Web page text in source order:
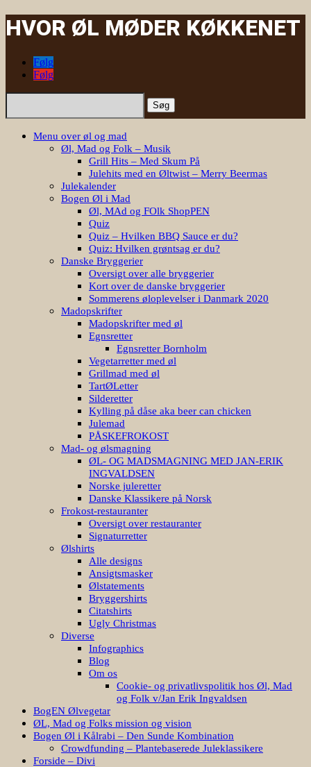
HVOR ØL MØDER KØKKENET
Følg
Følg
Søg
Menu over øl og mad
Øl, Mad og Folk – Musik
Grill Hits – Med Skum På
Julehits med en Øltwist – Merry Beermas
Julekalender
Bogen Øl i Mad
Øl, MAd og FOlk ShopPEN
Quiz
Quiz – Hvilken BBQ Sauce er du?
Quiz: Hvilken grøntsag er du?
Danske Bryggerier
Oversigt over alle bryggerier
Kort over de danske bryggerier
Sommerens øloplevelser i Danmark 2020
Madopskrifter
Madopskrifter med øl
Egnsretter
Egnsretter Bornholm
Vegetarretter med øl
Grillmad med øl
TartØLetter
Silderetter
Kylling på dåse aka beer can chicken
Julemad
PÅSKEFROKOST
Mad- og ølsmagning
ØL- OG MADSMAGNING MED JAN-ERIK
INGVALDSEN
Norske juleretter
Danske Klassikere på Norsk
Frokost-restauranter
Oversigt over restauranter
Signaturretter
Ølshirts
Alle designs
Ansigtsmasker
Ølstatements
Bryggershirts
Citatshirts
Ugly Christmas
Diverse
Infographics
Blog
Om os
Cookie- og privatlivspolitik hos Øl, Mad
og Folk v/Jan Erik Ingvaldsen
BogEN Ølvegetar
ØL, Mad og Folks mission og vision
Bogen Øl i Kålrabi – Den Sunde Kombination
Crowdfunding – Plantebaserede Juleklassikere
Forside – Divi